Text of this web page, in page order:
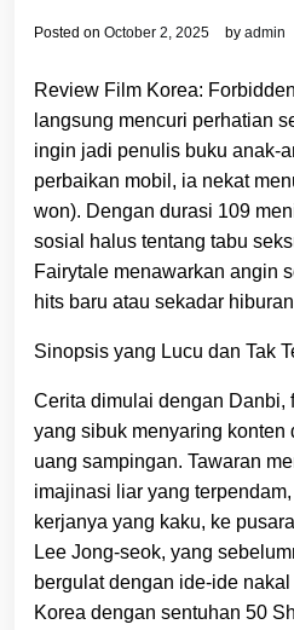
Posted on October 2, 2025 by admin
Review Film Korea:
langsung mencuri perhatian
ingin jadi penulis buku anak-
perbaikan mobil, ia nekat
won). Dengan durasi 109
sosial halus tentang tabu
Fairytale menawarkan angin
hits baru atau sekadar
Sinopsis yang Lucu dan Tak
Cerita dimulai dengan Danbi,
yang sibuk menyaring
uang sampingan. Tawaran
imajinasi liar yang
kerjanya yang kaku, ke
Lee Jong-seok, yang
bergulat dengan ide-ide
Korea dengan sentuhan 50